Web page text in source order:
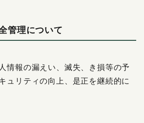
管理について
情報の漏えい、滅失、き損等の予
ュリティの向上、是正を継続的に